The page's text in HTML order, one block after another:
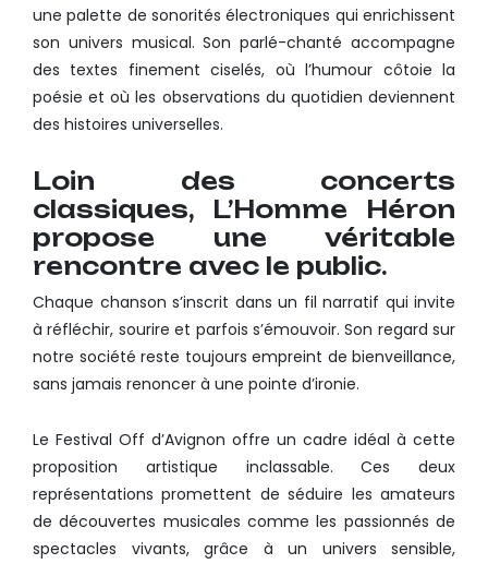
une palette de sonorités électroniques qui enrichissent
son univers musical. Son parlé-chanté accompagne
des textes finement ciselés, où l’humour côtoie la
poésie et où les observations du quotidien deviennent
des histoires universelles.
Loin des concerts
classiques, L’Homme Héron
propose une véritable
rencontre avec le public.
Chaque chanson s’inscrit dans un fil narratif qui invite
à réfléchir, sourire et parfois s’émouvoir. Son regard sur
notre société reste toujours empreint de bienveillance,
sans jamais renoncer à une pointe d’ironie.
Le Festival Off d’Avignon offre un cadre idéal à cette
proposition artistique inclassable. Ces deux
représentations promettent de séduire les amateurs
de découvertes musicales comme les passionnés de
spectacles vivants, grâce à un univers sensible,